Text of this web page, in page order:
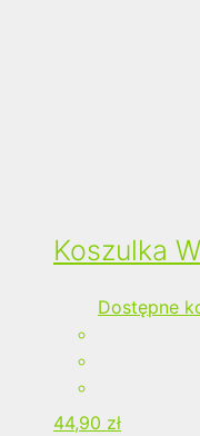
Koszulka
Dostępne
44,90 zł